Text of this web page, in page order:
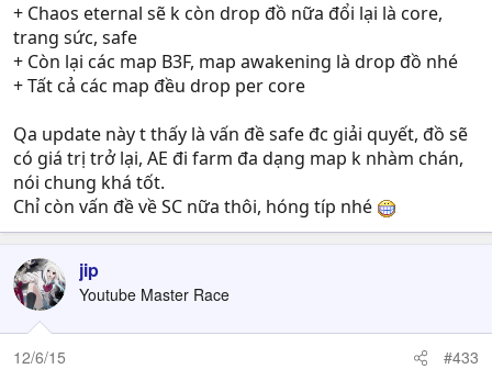
+ Chaos eternal sẽ k còn drop đồ nữa đổi lại là core,
trang sức, safe
+ Còn lại các map B3F, map awakening là drop đồ nhé
+ Tất cả các map đều drop per core
Qa update này t thấy là vấn đề safe đc giải quyết, đồ sẽ
có giá trị trở lại, AE đi farm đa dạng map k nhàm chán,
nói chung khá tốt.
Chỉ còn vấn đề về SC nữa thôi, hóng típ nhé
jip
Youtube Master Race
12/6/15 #433